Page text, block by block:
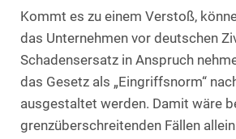
Kommt es zu einem Verstoß,
das Unternehmen vor deutschen
Schadensersatz in Anspruch
das Gesetz als „Eingriffsnorm“
ausgestaltet werden. Damit wäre
grenzüberschreitenden Fällen